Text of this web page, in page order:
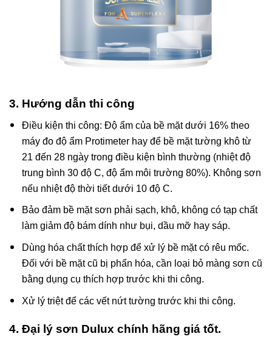
3. Hướng dẫn thi công
Điều kiện thi công: Độ ẩm của bề mặt dưới 16% theo
máy đo độ ẩm Protimeter hay để bề mặt tường khô từ
21 đến 28 ngày trong điều kiện bình thường (nhiệt độ
trung bình 30 độ C, độ ẩm môi trường 80%). Không sơn
nếu nhiệt độ thời tiết dưới 10 độ C.
Bảo đảm bề mặt sơn phải sạch, khô, không có tạp chất
làm giảm độ bám dính như bụi, dầu mỡ hay sáp.
Dùng hóa chất thích hợp để xử lý bề mặt có rêu mốc.
Đối với bề mặt cũ bị phấn hóa, cần loại bỏ màng sơn cũ
bằng dụng cụ thích hợp trước khi thi công.
Xử lý triệt để các vết nứt tường trước khi thi công.
4. Đại lý sơn Dulux chính hãng giá tốt.